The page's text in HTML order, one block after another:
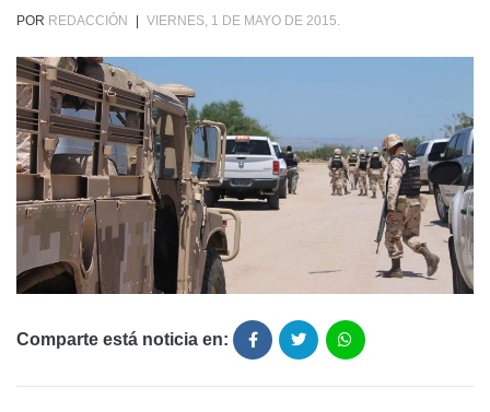
POR REDACCIÓN VIERNES, 1 DE MAYO DE 2015.
Comparte está noticia en: